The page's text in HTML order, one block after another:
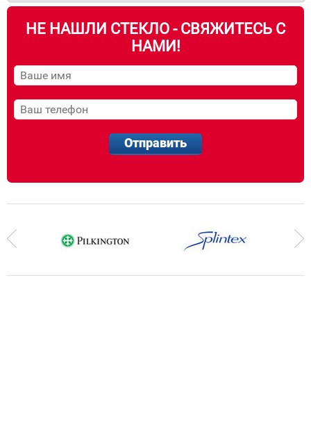
НЕ НАШЛИ СТЕКЛО - СВЯЖИТЕСЬ С
НАМИ!
Отправить